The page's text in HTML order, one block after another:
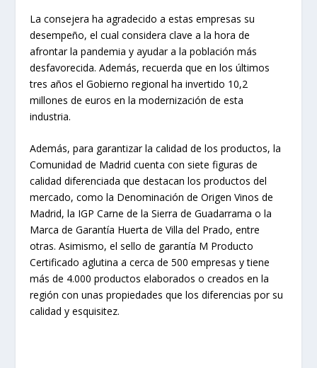
La consejera ha agradecido a estas empresas su
desempeño, el cual considera clave a la hora de
afrontar la pandemia y ayudar a la población más
desfavorecida. Además, recuerda que en los últimos
tres años el Gobierno regional ha invertido 10,2
millones de euros en la modernización de esta
industria.
Además, para garantizar la calidad de los productos, la
Comunidad de Madrid cuenta con siete figuras de
calidad diferenciada que destacan los productos del
mercado, como la Denominación de Origen Vinos de
Madrid, la IGP Carne de la Sierra de Guadarrama o la
Marca de Garantía Huerta de Villa del Prado, entre
otras. Asimismo, el sello de garantía M Producto
Certificado aglutina a cerca de 500 empresas y tiene
más de 4.000 productos elaborados o creados en la
región con unas propiedades que los diferencias por su
calidad y esquisitez.